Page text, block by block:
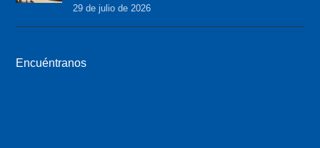
a
m
29 de julio de 2026
Encuéntranos